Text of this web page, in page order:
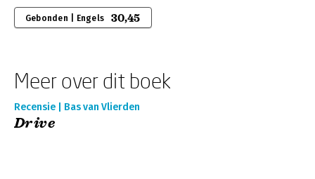
Gebonden | Engels 30,45
Meer over dit boek
Recensie | Bas van Vlierden
Drive